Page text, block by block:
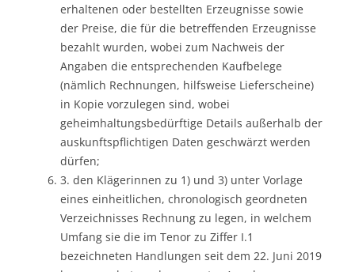
erhaltenen oder bestellten Erzeugnisse sowie
der Preise, die für die betreffenden Erzeugnisse
bezahlt wurden, wobei zum Nachweis der
Angaben die entsprechenden Kaufbelege
(nämlich Rechnungen, hilfsweise Lieferscheine)
in Kopie vorzulegen sind, wobei
geheimhaltungsbedürftige Details außerhalb der
auskunftspflichtigen Daten geschwärzt werden
dürfen;
3. den Klägerinnen zu 1) und 3) unter Vorlage
eines einheitlichen, chronologisch geordneten
Verzeichnisses Rechnung zu legen, in welchem
Umfang sie die im Tenor zu Ziffer I.1
bezeichneten Handlungen seit dem 22. Juni 2019